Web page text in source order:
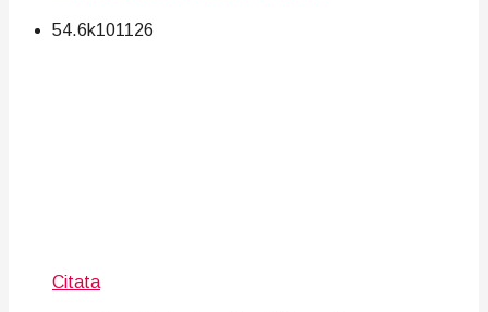
54.6k101 126
Citata